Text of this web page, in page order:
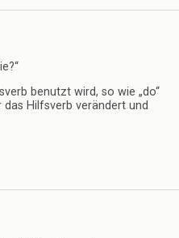
benutzt wird, so wie „do“
Hilfsverb verändert und